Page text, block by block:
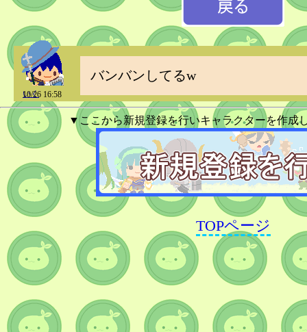
バンバンしてるw
いく
10/26 16:58
▼ここから新規登録を行いキャラクターを作成
TOPページ